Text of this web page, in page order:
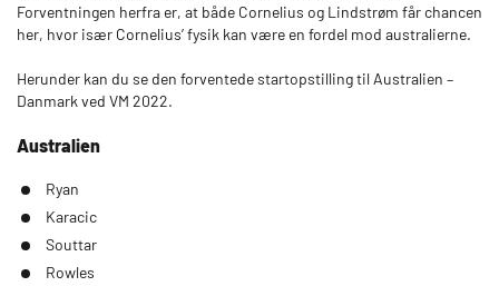
Forventningen herfra er, at både Cornelius og Lindstrøm får chancen
her, hvor især Cornelius’ fysik kan være en fordel mod australierne.
Herunder kan du se den forventede startopstilling til Australien –
Danmark ved VM 2022.
Australien
Ryan
Karacic
Souttar
Rowles